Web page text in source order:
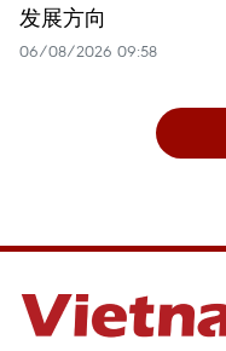
发展方向
06/08/2026 09:58